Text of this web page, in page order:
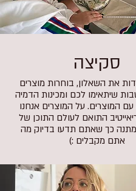
סקיצה
את השאלון, בוחרות מוצרים
שיתאימו לכם ומכינות הדמיה
המוצרים. על המוצרים אנחנו
התואם לעולם התוכן של
כך שאתם תדעו בדיוק מה
אתם מקבלים :)